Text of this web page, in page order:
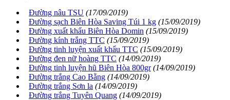
Đường nâu TSU (17/09/2019)
Đường sạch Biên Hòa Saving Túi 1 kg (15/09/2019)
Đường xuất khẩu Biên Hòa Domin (15/09/2019)
Đường kính trắng TTC (15/09/2019)
Đường tinh luyện xuất khẩu TTC (15/09/2019)
Đường đen nữ hoàng TTC (14/09/2019)
Đường tinh luyện hũ Biên Hòa 800gr (14/09/2019)
Đường trắng Cao Bằng (14/09/2019)
Đường trắng Sơn la (14/09/2019)
Đường trắng Tuyên Quang (14/09/2019)